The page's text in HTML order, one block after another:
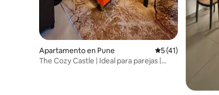
Apartamento en Pune Calificación
5 (41)
The Cozy Castle | Ideal para parejas |